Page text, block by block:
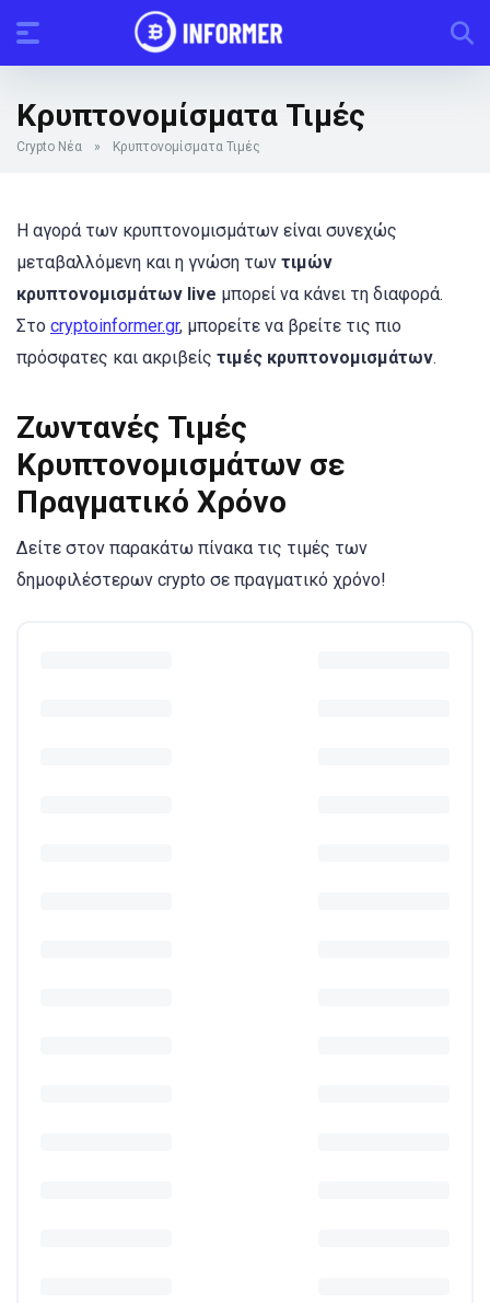
Κρυπτονομίσματα Τιμές
Crypto Νέα » Κρυπτονομίσματα Τιμές
Η αγορά των κρυπτονομισμάτων είναι συνεχώς
μεταβαλλόμενη και η γνώση των τιμών
κρυπτονομισμάτων live μπορεί να κάνει τη διαφορά.
Στο cryptoinformer.gr, μπορείτε να βρείτε τις πιο
πρόσφατες και ακριβείς τιμές κρυπτονομισμάτων.
Ζωντανές Τιμές
Κρυπτονομισμάτων σε
Πραγματικό Χρόνο
Δείτε στον παρακάτω πίνακα τις τιμές των
δημοφιλέστερων crypto σε πραγματικό χρόνο!